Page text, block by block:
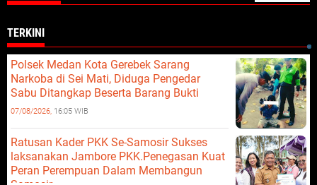
TERKINI
Polsek Medan Kota Gerebek Sarang
Narkoba di Sei Mati, Diduga Pengedar
Sabu Ditangkap Beserta Barang Bukti
07/08/2026, 16:05 WIB
Ratusan Kader PKK Se-Samosir Sukses
laksanakan Jambore PKK.Penegasan Kuat
Peran Perempuan Dalam Membangun